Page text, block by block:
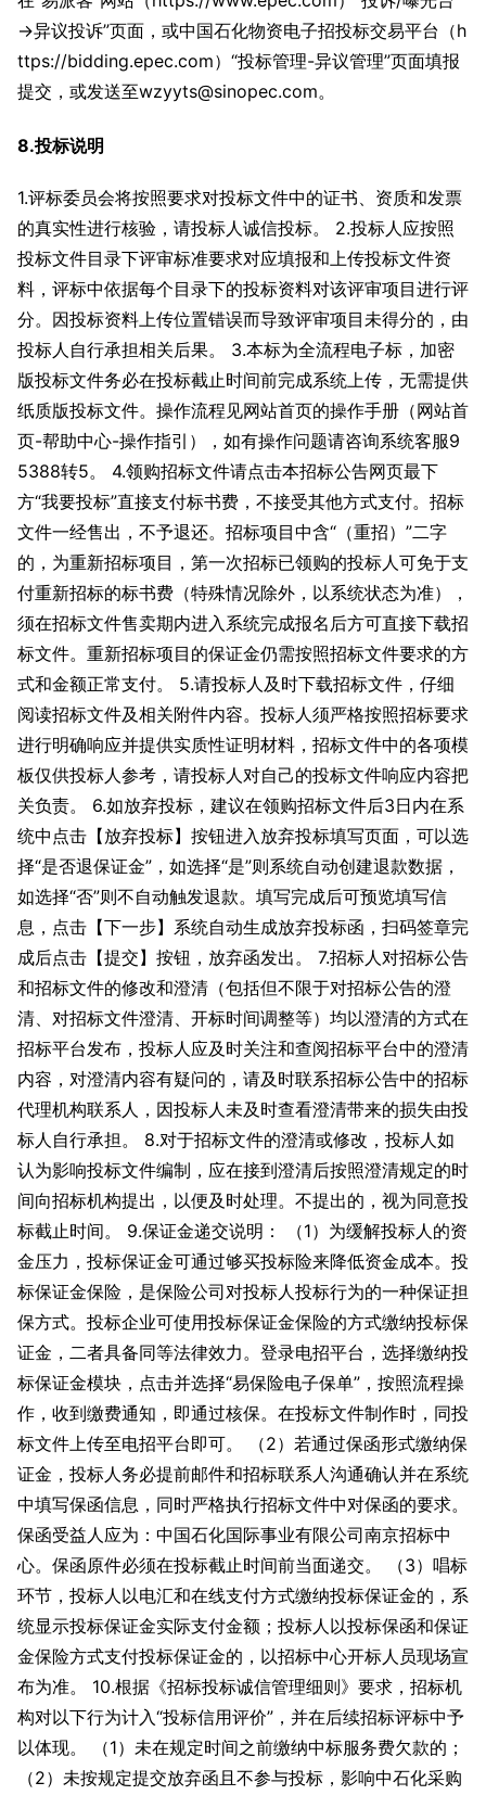
→异议投诉”页面，或中国石化物资电子招投标交易平台（h
ttps://bidding.epec.com）“投标管理-异议管理”页面填报
提交，或发送至wzyyts@sinopec.com。
8.投标说明
1.评标委员会将按照要求对投标文件中的证书、资质和发票
的真实性进行核验，请投标人诚信投标。 2.投标人应按照
投标文件目录下评审标准要求对应填报和上传投标文件资
料，评标中依据每个目录下的投标资料对该评审项目进行评
分。因投标资料上传位置错误而导致评审项目未得分的，由
投标人自行承担相关后果。 3.本标为全流程电子标，加密
版投标文件务必在投标截止时间前完成系统上传，无需提供
纸质版投标文件。操作流程见网站首页的操作手册（网站首
页-帮助中心-操作指引），如有操作问题请咨询系统客服9
5388转5。 4.领购招标文件请点击本招标公告网页最下
方“我要投标”直接支付标书费，不接受其他方式支付。招标
文件一经售出，不予退还。招标项目中含“（重招）”二字
的，为重新招标项目，第一次招标已领购的投标人可免于支
付重新招标的标书费（特殊情况除外，以系统状态为准），
须在招标文件售卖期内进入系统完成报名后方可直接下载招
标文件。重新招标项目的保证金仍需按照招标文件要求的方
式和金额正常支付。 5.请投标人及时下载招标文件，仔细
阅读招标文件及相关附件内容。投标人须严格按照招标要求
进行明确响应并提供实质性证明材料，招标文件中的各项模
板仅供投标人参考，请投标人对自己的投标文件响应内容把
关负责。 6.如放弃投标，建议在领购招标文件后3日内在系
统中点击【放弃投标】按钮进入放弃投标填写页面，可以选
择“是否退保证金”，如选择“是”则系统自动创建退款数据，
如选择“否”则不自动触发退款。填写完成后可预览填写信
息，点击【下一步】系统自动生成放弃投标函，扫码签章完
成后点击【提交】按钮，放弃函发出。 7.招标人对招标公告
和招标文件的修改和澄清（包括但不限于对招标公告的澄
清、对招标文件澄清、开标时间调整等）均以澄清的方式在
招标平台发布，投标人应及时关注和查阅招标平台中的澄清
内容，对澄清内容有疑问的，请及时联系招标公告中的招标
代理机构联系人，因投标人未及时查看澄清带来的损失由投
标人自行承担。 8.对于招标文件的澄清或修改，投标人如
认为影响投标文件编制，应在接到澄清后按照澄清规定的时
间向招标机构提出，以便及时处理。不提出的，视为同意投
标截止时间。 9.保证金递交说明： （1）为缓解投标人的资
金压力，投标保证金可通过够买投标险来降低资金成本。投
标保证金保险，是保险公司对投标人投标行为的一种保证担
保方式。投标企业可使用投标保证金保险的方式缴纳投标保
证金，二者具备同等法律效力。登录电招平台，选择缴纳投
标保证金模块，点击并选择“易保险电子保单”，按照流程操
作，收到缴费通知，即通过核保。在投标文件制作时，同投
标文件上传至电招平台即可。 （2）若通过保函形式缴纳保
证金，投标人务必提前邮件和招标联系人沟通确认并在系统
中填写保函信息，同时严格执行招标文件中对保函的要求。
保函受益人应为：中国石化国际事业有限公司南京招标中
心。保函原件必须在投标截止时间前当面递交。 （3）唱标
环节，投标人以电汇和在线支付方式缴纳投标保证金的，系
统显示投标保证金实际支付金额；投标人以投标保函和保证
金保险方式支付投标保证金的，以招标中心开标人员现场宣
布为准。 10.根据《招标投标诚信管理细则》要求，招标机
构对以下行为计入“投标信用评价”，并在后续招标评标中予
以体现。 （1）未在规定时间之前缴纳中标服务费欠款的；
（2）未按规定提交放弃函且不参与投标，影响中石化采购